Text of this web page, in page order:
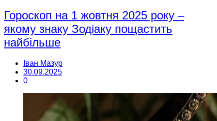
Гороскоп на 1 жовтня 2025 року –
якому знаку Зодіаку пощастить
найбільше
Іван Мазур
30.09.2025
0